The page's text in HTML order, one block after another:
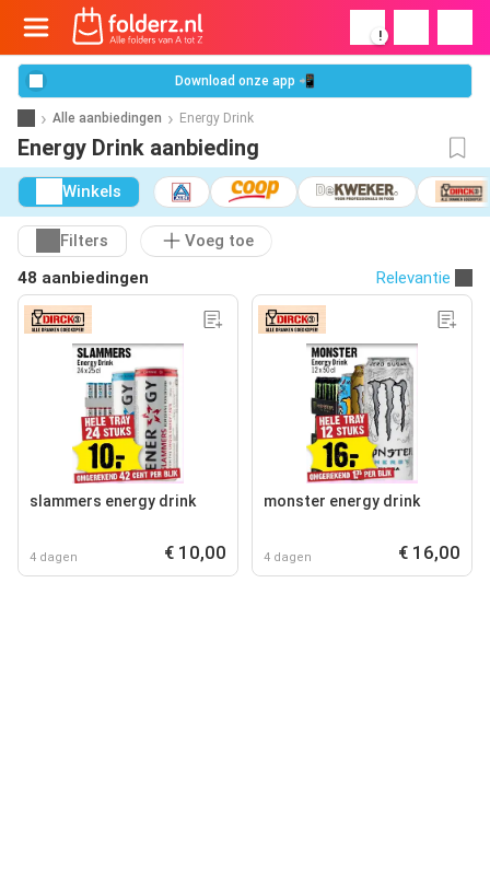
!
Download onze app 📲
Alle aanbiedingen Energy Drink
Energy Drink aanbieding
Winkels
Filters
Voeg toe
48 aanbiedingen
Relevantie
slammers energy drink
4 dagen € 10,00
monster energy drink
4 dagen € 16,00